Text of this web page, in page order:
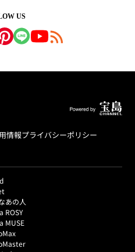
US
情報プライバシーポリシー
あの人
ROSY
MUSE